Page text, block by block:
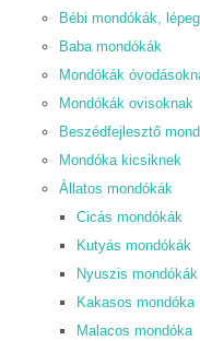
Bébi mondókák,
Baba mondókák
Mondókák
Mondókák ovisoknak
Beszédfejlesztő
Mondóka kicsiknek
Állatos mondókák
Cicás mondókák
Kutyás mondókák
Nyuszis mondókák
Kakasos mondóka
Malacos mondóka